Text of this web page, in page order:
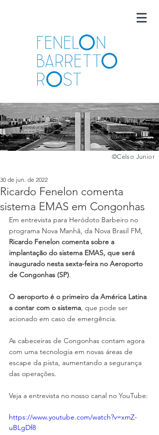
©️Celso Junior
Ricardo Fenelon comenta
sistema EMAS em Congonhas
30 de jun. de 2022
Em entrevista para Heródoto Barbeiro no
programa Nova Manhã, da Nova Brasil FM,
Ricardo Fenelon comenta sobre a
implantação do sistema EMAS, que será
inaugurado nesta sexta-feira no Aeroporto
de Congonhas (SP).
O aeroporto é o primeiro da América Latina
a contar com o sistema, que pode ser
acionado em caso de emergência.
As cabeceiras de Congonhas contam agora
com uma tecnologia em novas áreas de
escape da pista, aumentando a segurança
das operações.
Veja a entrevista no nosso canal no YouTube:
https://www.youtube.com/watch?v=xmZ-
uBLgDf8